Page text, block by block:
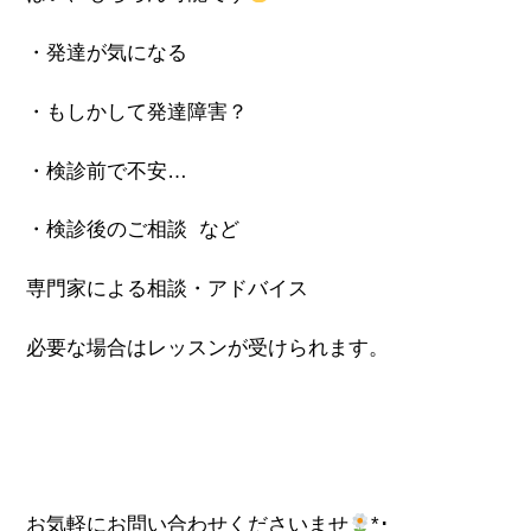
・発達が気になる
・もしかして発達障害？
・検診前で不安…
・検診後のご相談 など
専門家による相談・アドバイス
必要な場合はレッスンが受けられます。
お気軽にお問い合わせくださいませ *･